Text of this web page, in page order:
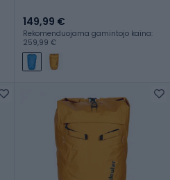
149,99 €
Rekomenduojama gamintojo kaina:
259,99 €